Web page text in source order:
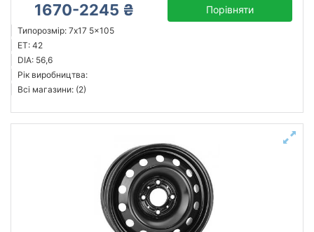
1670-2245 ₴ Порівняти
Типорозмір: 7x17 5x105
ET: 42
DIA: 56,6
Рік виробництва:
Всі магазини: (2)